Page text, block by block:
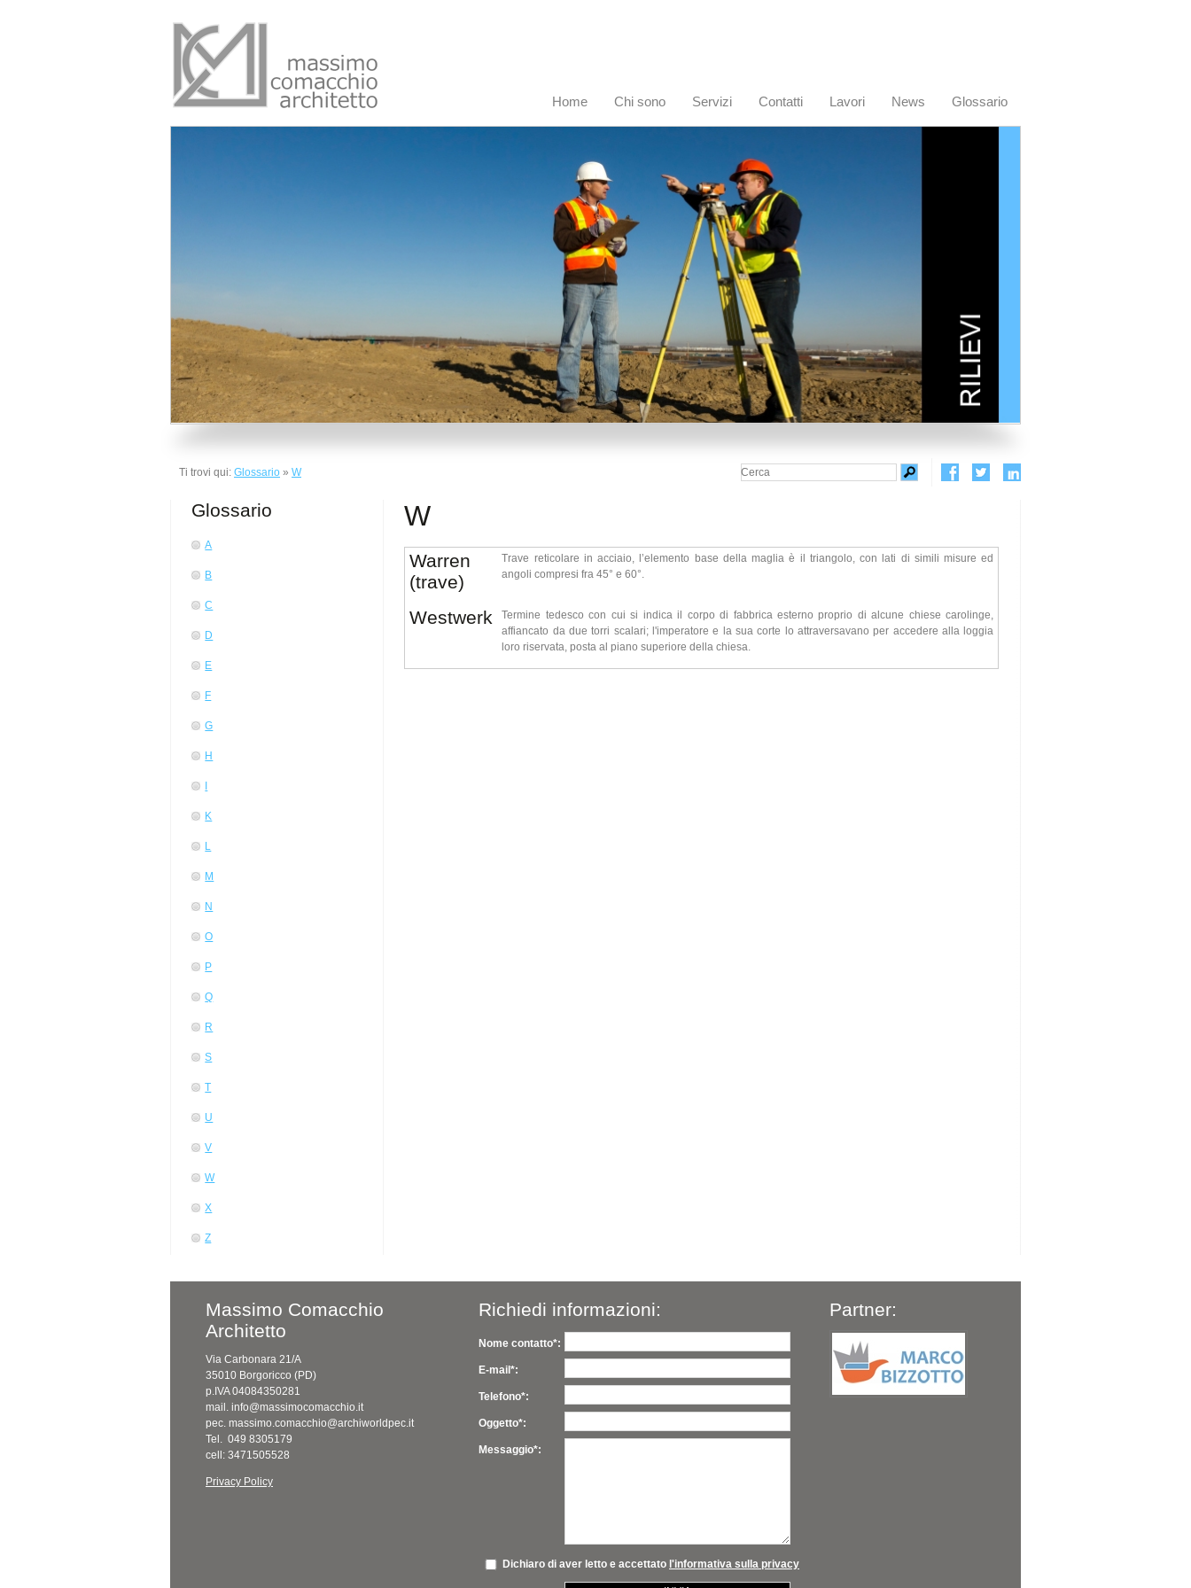
Home Chi sono Servizi Contatti Lavori News Glossario
Ti trovi qui: Glossario » W
Glossario
A
B
C
D
E
F
G
H
K
L
M
N
O
P
Q
R
S
T
U
V
W
X
Z
W
Warren
(trave)
Trave reticolare in acciaio, l’elemento base della maglia è il triangolo, con lati di simili misure ed
angoli compresi fra 45° e 60°.
Westwerk
Termine tedesco con cui si indica il corpo di fabbrica esterno proprio di alcune chiese carolinge,
affiancato da due torri scalari; l'imperatore e la sua corte lo attraversavano per accedere alla loggia
loro riservata, posta al piano superiore della chiesa.
Massimo Comacchio
Architetto
Via Carbonara 21/A
35010 Borgoricco (PD)
p.IVA 04084350281
mail. info@massimocomacchio.it
pec. massimo.comacchio@archiworldpec.it
Tel. 049 8305179
cell: 3471505528
Privacy Policy
Richiedi informazioni:
Nome contatto*:
E-mail*:
Telefono*:
Oggetto*:
Messaggio*:
Dichiaro di aver letto e accettato l'informativa sulla privacy
Partner: